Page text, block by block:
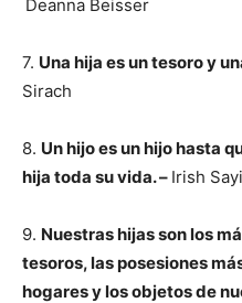
Deanna Beisser
7. Una hija es un tesoro y
Sirach
8. Un hijo es un hijo hasta
hija toda su vida. – Irish
9. Nuestras hijas son los
tesoros, las posesiones
hogares y los objetos de